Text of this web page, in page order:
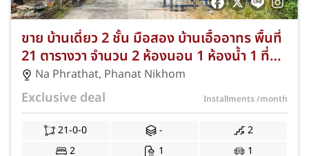
ขาย บ้านเดี่ยว 2 ชั้น มือสอง บ้านเอื้ออาทร พื้นที่
21 ตารางวา จำนวน 2 ห้องนอน 1 ห้องน้ำ 1 ที่
จอดรถ ทำเลหน้าพระธาตุ-บ้านเซิด พนัสนิคม
ชลบุรี! แต่งครบฟรีเคาน์เตอร์ครัว แอร์ 1 เครื่อง
ฟรีค่าโอนฯ และจดจำนอง! JS-286
Na Phrathat, Phanat Nikhom
Exclusive deal Installments/month
21-0-0 -
2
2
1 1